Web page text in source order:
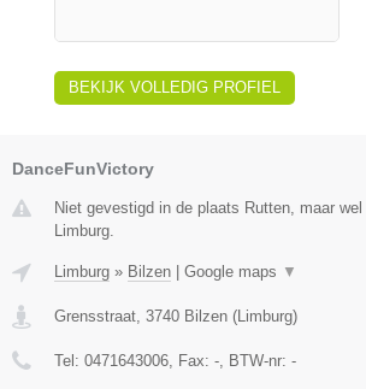
BEKIJK VOLLEDIG PROFIEL
DanceFunVictory
Niet gevestigd in de plaats Rutten, maar
Limburg.
Limburg » Bilzen Google maps ▼
Grensstraat, 3740 Bilzen (Limburg)
Tel: 0471643006, Fax: -, BTW-nr: -